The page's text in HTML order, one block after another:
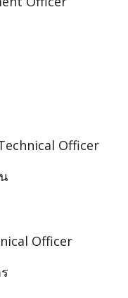
Officer
Officer